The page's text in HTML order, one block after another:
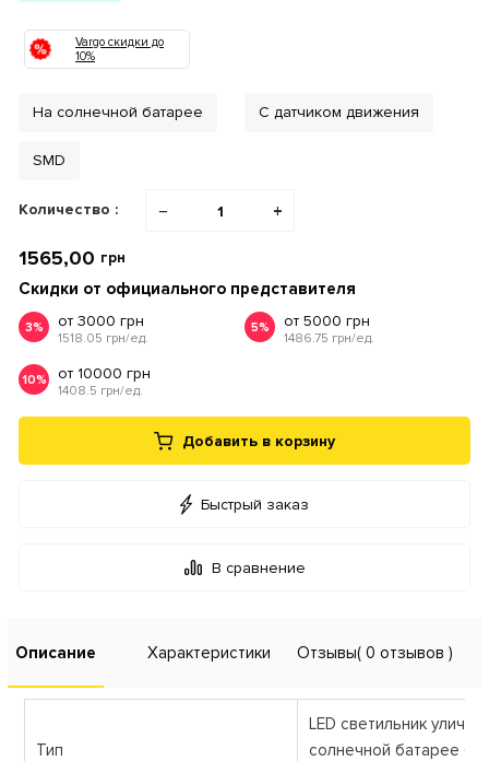
Vargo скидки до
10%
На солнечной батарее С датчиком движения
SMD
Количество : − +
1565,00 грн
Скидки от официального представителя
3% от 3000 грн
1518.05 грн/ед.
5% от 5000 грн
1486.75 грн/ед.
10% от 10000 грн
1408.5 грн/ед.
Добавить в корзину
Быстрый заказ
В сравнение
Описание Характеристики Отзывы( 0 отзывов )
Тип
LED светильник
солнечной батарее